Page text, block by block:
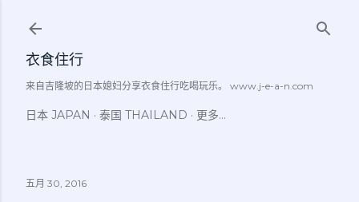
衣食住行
来自吉隆坡的日本媳妇分享衣食住行吃喝玩乐。 www.j-e-a-n.com
日本 JAPAN 泰国 THAILAND 更多…
五月 30, 2016